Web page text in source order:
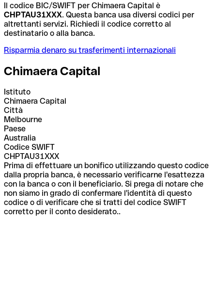
Il codice BIC/SWIFT per Chimaera Capital è
CHPTAU31XXX. Questa banca usa diversi codici per
altrettanti servizi. Richiedi il codice corretto al
destinatario o alla banca.
Risparmia denaro su trasferimenti internazionali
Chimaera Capital
Istituto
Chimaera Capital
Città
Melbourne
Paese
Australia
Codice SWIFT
CHPTAU31XXX
Prima di effettuare un bonifico utilizzando questo codice
dalla propria banca, è necessario verificarne l'esattezza
con la banca o con il beneficiario. Si prega di notare che
non siamo in grado di confermare l'identità di questo
codice o di verificare che si tratti del codice SWIFT
corretto per il conto desiderato..